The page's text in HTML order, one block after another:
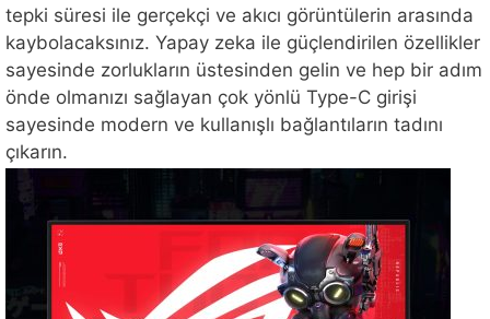
tepki süresi ile gerçekçi ve akıcı görüntülerin arasında
kaybolacaksınız. Yapay zeka ile güçlendirilen özellikler
sayesinde zorlukların üstesinden gelin ve hep bir adım
önde olmanızı sağlayan çok yönlü Type-C girişi
sayesinde modern ve kullanışlı bağlantıların tadını
çıkarın.